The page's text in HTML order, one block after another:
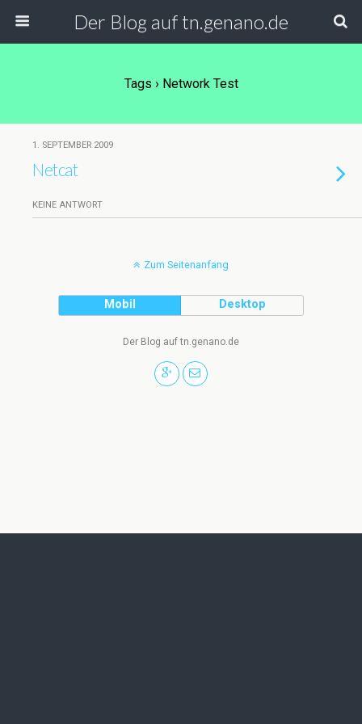
Der Blog auf tn.genano.de
Tags › Network Test
1. SEPTEMBER 2009
Netcat
KEINE ANTWORT
Zum Seitenanfang
Mobil Desktop
Der Blog auf tn.genano.de